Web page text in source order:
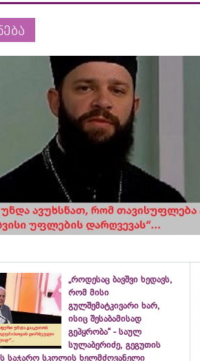
„როდესაც ბავშვი ხედავს,
რომ მისი
გულშემატკივარი ხარ,
ისიც შესაბამისად
გეპყრობა“ - საულ
სულაბერიძე, გეგუთის
საჯარო სკოლის ხელმძღვანელი